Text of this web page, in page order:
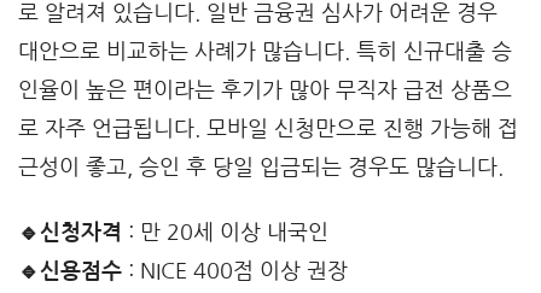
로 알려져 있습니다. 일반 금융권 심사가 어려운 경우
대안으로 비교하는 사례가 많습니다. 특히 신규대출 승
인율이 높은 편이라는 후기가 많아 무직자 급전 상품으
로 자주 언급됩니다. 모바일 신청만으로 진행 가능해 접
근성이 좋고, 승인 후 당일 입금되는 경우도 많습니다.
🔹신청자격 : 만 20세 이상 내국인
🔹신용점수 : NICE 400점 이상 권장